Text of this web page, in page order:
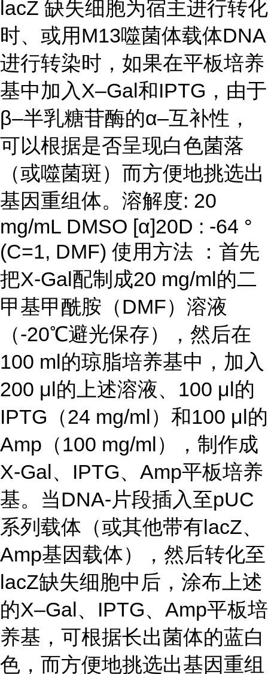
lacZ 缺失细胞为宿主进行转化
时、或用M13噬菌体载体DNA
进行转染时，如果在平板培养
基中加入X–Gal和IPTG，由于
β–半乳糖苷酶的α–互补性，
可以根据是否呈现白色菌落
（或噬菌斑）而方便地挑选出
基因重组体。溶解度: 20
mg/mL DMSO [α]20D : -64 °
(C=1, DMF) 使用方法 ：首先
把X-Gal配制成20 mg/ml的二
甲基甲酰胺（DMF）溶液
（-20℃避光保存），然后在
100 ml的琼脂培养基中，加入
200 μl的上述溶液、100 μl的
IPTG（24 mg/ml）和100 μl的
Amp（100 mg/ml），制作成
X-Gal、IPTG、Amp平板培养
基。当DNA-片段插入至pUC
系列载体（或其他带有lacZ、
Amp基因载体），然后转化至
lacZ缺失细胞中后，涂布上述
的X–Gal、IPTG、Amp平板培
养基，可根据长出菌体的蓝白
色，而方便地挑选出基因重组